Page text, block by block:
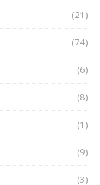
(21)
(74)
(6)
(8)
(1)
(9)
(3)